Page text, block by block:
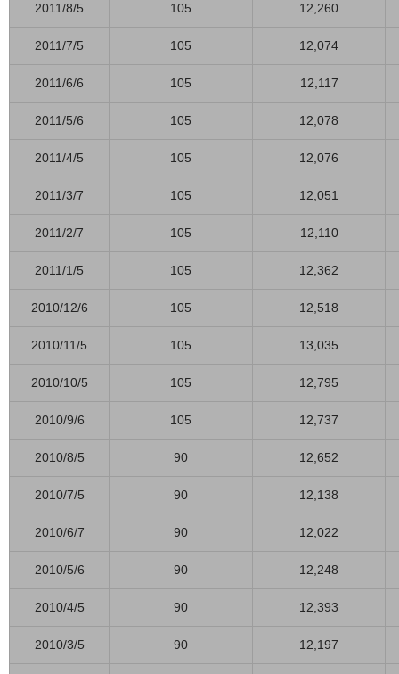
2011/8/5 105 12,260
2011/7/5 105 12,074
2011/6/6 105 12,117
2011/5/6 105 12,078
2011/4/5 105 12,076
2011/3/7 105 12,051
2011/2/7 105 12,110
2011/1/5 105 12,362
2010/12/6 105 12,518
2010/11/5 105 13,035
2010/10/5 105 12,795
2010/9/6 105 12,737
2010/8/5 90 12,652
2010/7/5 90 12,138
2010/6/7 90 12,022
2010/5/6 90 12,248
2010/4/5 90 12,393
2010/3/5 90 12,197